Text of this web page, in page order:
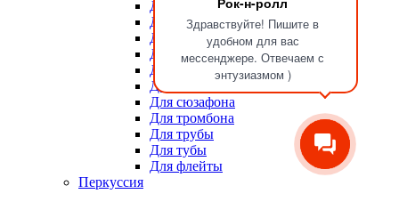
Здравствуйте! Пишите в
удобном для вас
мессенджере. Отвечаем с
энтузиазмом )
Для альта
Для баритона
Для валторны
Для гобоя
Для кларнета
Для саксофона
Для сюзафона
Для тромбона
Для трубы
Для тубы
Для флейты
Перкуссия